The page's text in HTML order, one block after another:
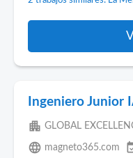
Ingeniero Junior
apartment GLOBAL
language magneto365.com